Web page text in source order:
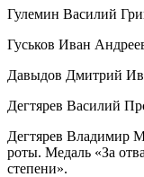
Гулемин Василий
Гуськов Иван
Давыдов Дмитрий
Дегтярев Василий
Дегтярев Владимир
роты. Медаль «За
степени».